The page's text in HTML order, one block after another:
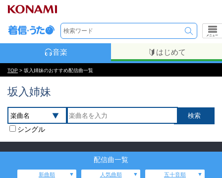
メニュー
音楽 はじめて
TOP > 坂入姉妹のおすすめ配信曲一覧
坂入姉妹
シングル
配信曲一覧
新曲順 人気曲順 五十音順